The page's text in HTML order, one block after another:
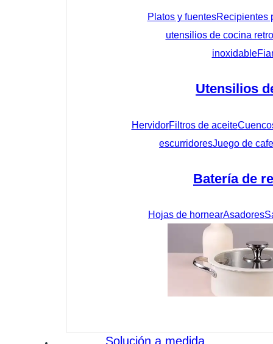
Platos y fuentesRecipientes
utensilios de cocina retro
inoxidable
Utensilios
HervidorFiltros de aceite
escurridoresJuego de
Batería de
Hojas de hornearAsadores
Solución a medida